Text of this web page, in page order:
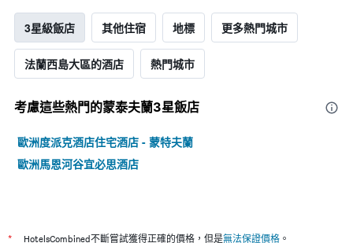
3星級飯店 其他住宿 地標 更多熱門城市
法蘭西島大區的酒店 熱門城市
考慮這些熱門的蒙泰夫蘭3星​飯店
歐洲度派克酒店住宅酒店 - 蒙特夫蘭
歐洲馬恩河谷宜必思酒店
* HotelsCombined不斷嘗試獲得正確的價格，但是無法保證價格 。